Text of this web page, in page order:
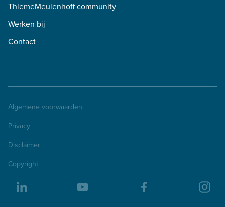
ThiemeMeulenhoff community
Werken bij
Contact
Algemene voorwaarden
Privacy
Disclaimer
Copyright